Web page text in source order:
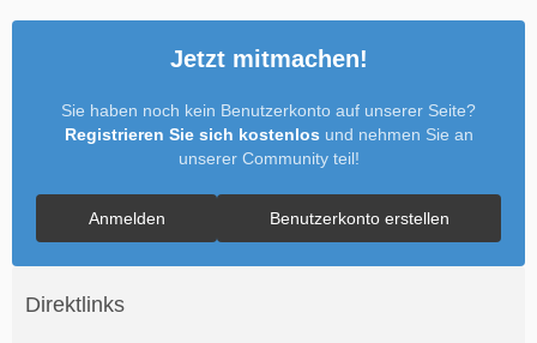
Jetzt mitmachen!
Sie haben noch kein Benutzerkonto auf unserer Seite?
Registrieren Sie sich kostenlos und nehmen Sie an
unserer Community teil!
Benutzerkonto erstellen
Anmelden
Direktlinks